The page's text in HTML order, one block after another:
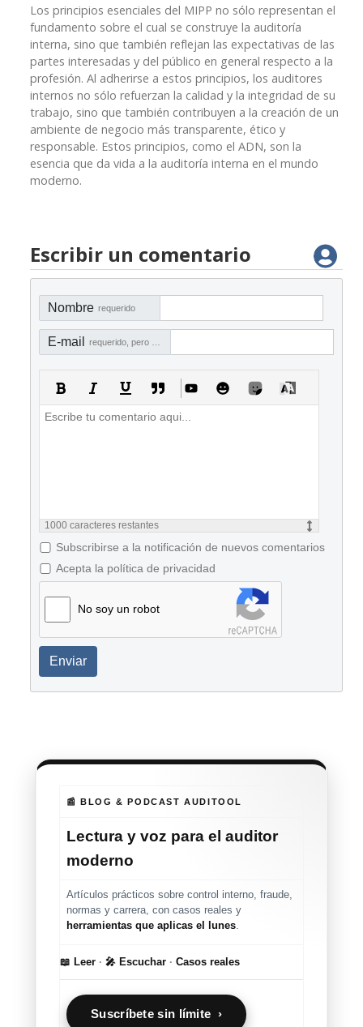
Los principios esenciales del MIPP no sólo representan el
fundamento sobre el cual se construye la auditoría
interna, sino que también reflejan las expectativas de las
partes interesadas y del público en general respecto a la
profesión. Al adherirse a estos principios, los auditores
internos no sólo refuerzan la calidad y la integridad de su
trabajo, sino que también contribuyen a la creación de un
ambiente de negocio más transparente, ético y
responsable. Estos principios, como el ADN, son la
esencia que da vida a la auditoría interna en el mundo
moderno.
Escribir un comentario
Nombre requerido
E-mail
1000 caracteres restantes
Subscribirse a la notificación de nuevos comentarios
Acepta la política de privacidad
No soy un robot
Enviar
📰 BLOG & PODCAST AUDITOOL
Lectura y voz para el auditor
moderno
Artículos prácticos sobre control interno, fraude,
normas y carrera, con casos reales y
herramientas que aplicas el lunes.
📖 Leer · 🎤 Escuchar · Casos reales
Suscríbete sin límite ›